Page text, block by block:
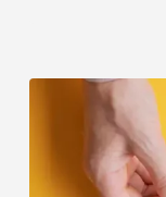
DUONEXT